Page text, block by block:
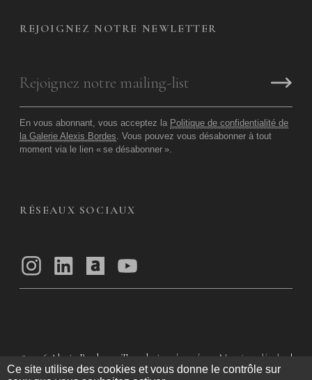
REJOIGNEZ NOTRE NEWLETTER
En vous abonnant, vous acceptez la Politique de confidentialité de
la Galerie Alexis Bordes. Vous pouvez vous désabonner à tout
moment via le lien « se désabonner ».
RÉSEAUX SOCIAUX
© 2026 Alexis Bordes — Tous droits réservés Mentions légales
|
Politique de confidentialité |Conditions Générales d’utilisation
Ce site utilise des cookies et vous donne le contrôle sur